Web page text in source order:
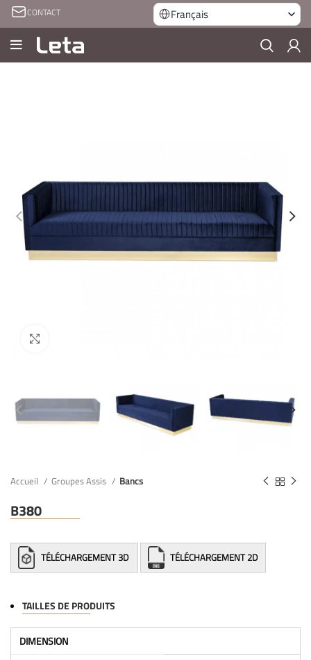
CONTACT Français
Accueil Groupes Assis Bancs
B380
TÉLÉCHARGEMENT 3D TÉLÉCHARGEMENT 2D
TAILLES DE PRODUITS
DIMENSION